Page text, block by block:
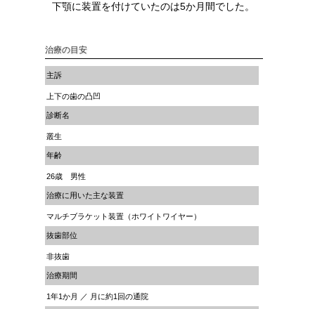
下顎に装置を付けていたのは5か月間でした。
治療の目安
主訴
上下の歯の凸凹
診断名
叢生
年齢
26歳 男性
治療に用いた主な装置
マルチブラケット装置（ホワイトワイヤー）
抜歯部位
非抜歯
治療期間
1年1か月 ／ 月に約1回の通院